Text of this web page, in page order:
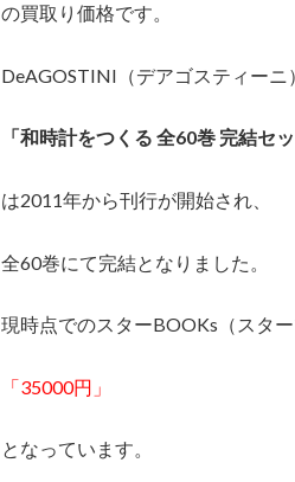
の買取り価格です。
DeAGOSTINI（デアゴスティーニ
「和時計をつくる 全60巻 完結セッ
は2011年から刊行が開始され、
全60巻にて完結となりました。
現時点でのスターBOOKs（スタ
「35000円」
となっています。